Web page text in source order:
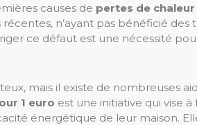
causes de pertes de chaleur
n’ayant pas bénéficié des
ce défaut est une nécessité
mais il existe de nombreuses
1 euro est une initiative qui vise
énergétique de leur maison.